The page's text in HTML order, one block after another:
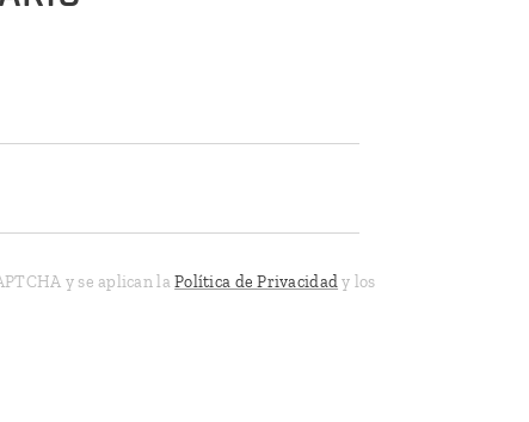
y se aplican laPolítica de Privacidady los